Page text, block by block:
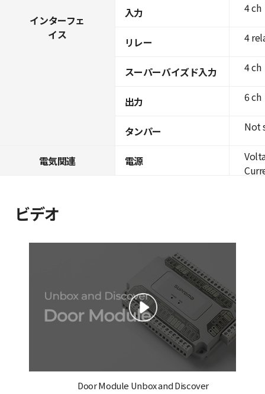
インターフェ
イス
入力
リレー
スーパーバイズド入力
出力
タンパー
電気関連 電源
4 ch
4
4 ch
6 ch
Not
ビデオ
Door Module Unbox and Discover